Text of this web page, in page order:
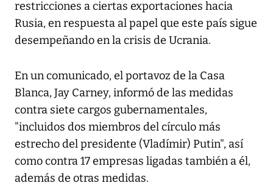
restricciones a ciertas exportaciones hacia
Rusia, en respuesta al papel que este país sigue
desempeñando en la crisis de Ucrania.
En un comunicado, el portavoz de la Casa
Blanca, Jay Carney, informó de las medidas
contra siete cargos gubernamentales,
"incluidos dos miembros del círculo más
estrecho del presidente (Vladímir) Putin", así
como contra 17 empresas ligadas también a él,
además de otras medidas.